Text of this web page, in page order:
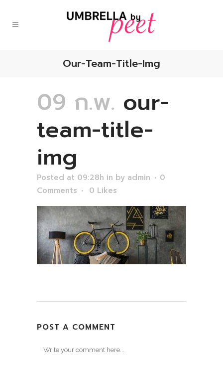
Our-Team-Title-Img
09 ก.พ. our-
team-title-
img
Posted at 09:28h in by admin
0
Comments
0 Likes
POST A COMMENT